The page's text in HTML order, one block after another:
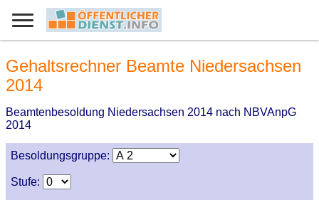
Gehaltsrechner Beamte Niedersachsen
2014
Beamtenbesoldung Niedersachsen 2014 nach NBVAnpG
2014
Besoldungsgruppe:
Stufe: